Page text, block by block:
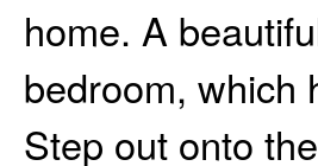
home. A
bedroom, which
Step out onto